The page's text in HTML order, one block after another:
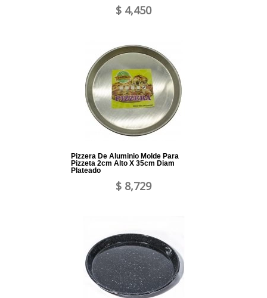
$ 4,450
Pizzera De Aluminio Molde Para
Pizzeta 2cm Alto X 35cm Diam
Plateado
$ 8,729